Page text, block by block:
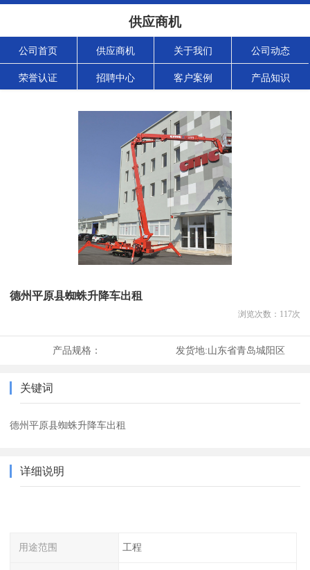
供应商机
公司首页 供应商机 关于我们 公司动态
荣誉认证 招聘中心 客户案例 产品知识
德州平原县蜘蛛升降车出租
浏览次数： 117次
产品规格： 发货地:山东省青岛城阳区
关键词
德州平原县蜘蛛升降车出租
详细说明
用途范围 工程